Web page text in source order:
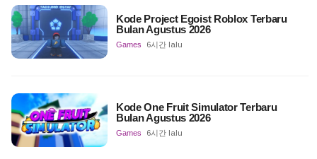
Kode Project Egoist Roblox Terbaru
Bulan Agustus 2026
Games 6시간 lalu
Kode One Fruit Simulator Terbaru
Bulan Agustus 2026
Games 6시간 lalu